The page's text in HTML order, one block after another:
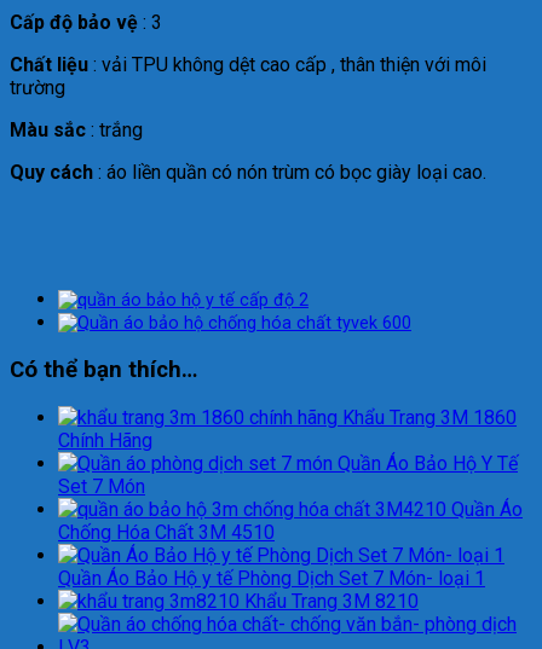
Cấp độ bảo vệ : 3
Chất liệu : vải TPU không dệt cao cấp , thân thiện với môi
trường
Màu sắc : trắng
Quy cách : áo liền quần có nón trùm có bọc giày loại cao.
Có thể bạn thích…
Khẩu Trang 3M 1860
Chính Hãng
Quần Áo Bảo Hộ Y Tế
Set 7 Món
Quần Áo
Chống Hóa Chất 3M 4510
Quần Áo Bảo Hộ y tế Phòng Dịch Set 7 Món- loại 1
Khẩu Trang 3M 8210